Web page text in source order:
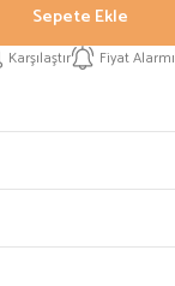
Sepete Ekle
Karşılaştır Fiyat Alarmı